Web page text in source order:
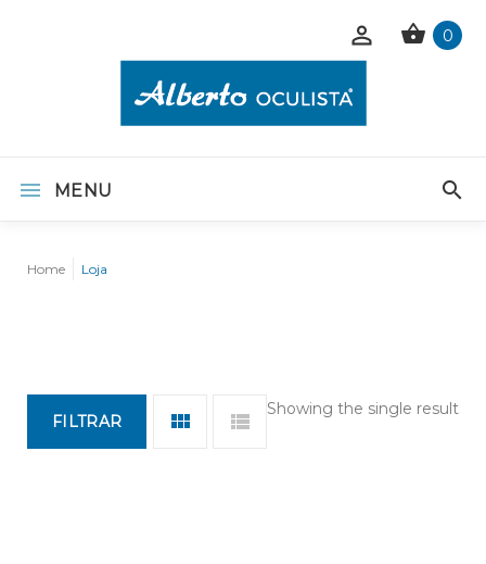
0
MENU
Home Loja
Showing the single result
FILTRAR